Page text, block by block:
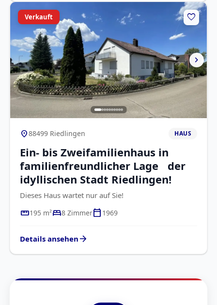
chevron_right
Verkauft favorite
location_on88499 Riedlingen HAUS
Ein- bis Zweifamilienhaus in
familienfreundlicher Lage der
idyllischen Stadt Riedlingen!
Dieses Haus wartet nur auf Sie!
straighten195 m²bed8 Zimmercalendar_today 1969
Details ansehen arrow_forward